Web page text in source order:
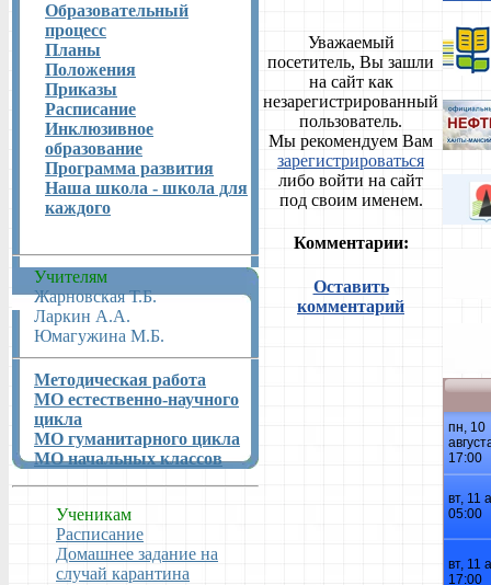
Образовательный
процесс
Планы
Положения
Приказы
Расписание
Инклюзивное
образование
Программа развития
Наша школа - школа для
каждого
Учителям
Жарновская Т.Б.
Ларкин А.А.
Юмагужина М.Б.
Методическая работа
МО естественно-научного
цикла
МО гуманитарного цикла
МО начальных классов
Ученикам
Расписание
Домашнее задание на
случай карантина
Уважаемый
посетитель, Вы зашли
на сайт как
незарегистрированный
пользователь.
Мы рекомендуем Вам
зарегистрироваться
либо войти на сайт
под своим именем.
Комментарии:
Оставить
комментарий